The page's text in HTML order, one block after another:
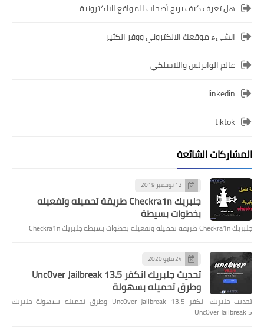
هل تعرف كيف يربح أصحاب المواقع الالكترونية
انشىء موقعك الالكتروني ووفر الكثير
عالم الوايرلس واللاسلكي
linkedin
tiktok
المشاركات الشائعة
12 نوفمبر 2019
جلبريك Checkra1n طريقة تحميله وتفعيله
بخطوات بسيطة
جلبريك Checkra1n طريقة تحميله وتفعيله بخطوات بسيطة جلبريك Checkra1n
24 مايو 2020
تحديث جلبريك انكفر Unc0ver Jailbreak 13.5
وطرق تحميله بسهولة
تحديث جلبريك انكفر Unc0ver Jailbreak 13.5 وطرق تحميله بسهولة جلبريك
Unc0ver Jailbreak 5